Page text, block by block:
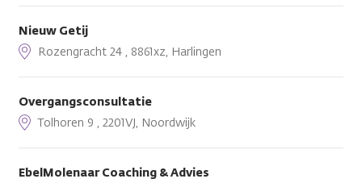
Nieuw Getij
Rozengracht 24 , 8861xz, Harlingen
Overgangsconsultatie
Tolhoren 9 , 2201VJ, Noordwijk
EbelMolenaar Coaching & Advies